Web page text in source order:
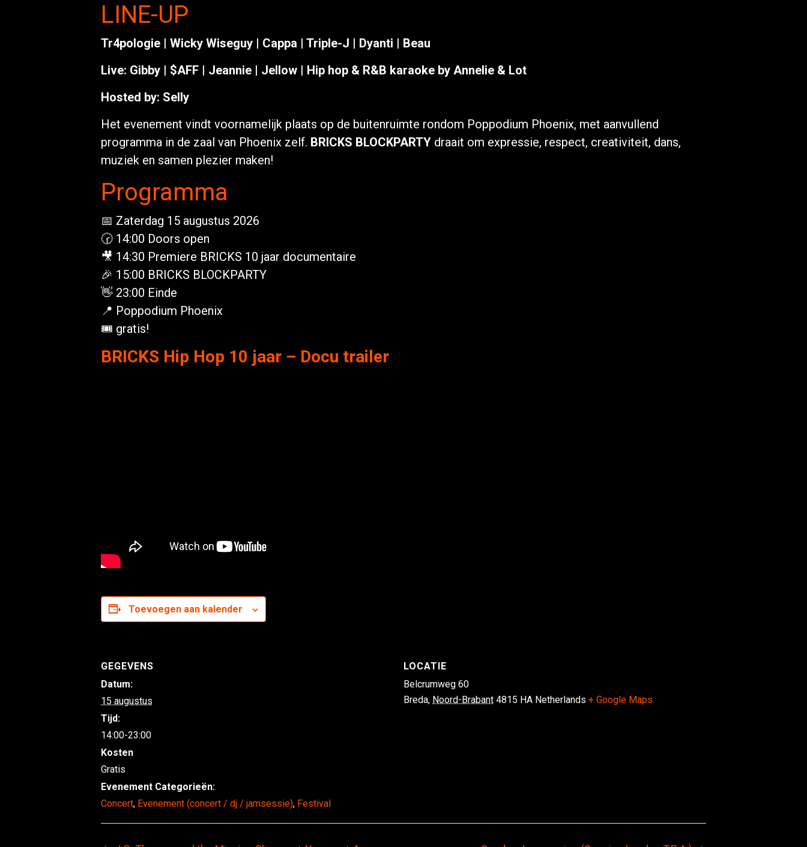
LINE-UP
Tr4pologie | Wicky Wiseguy | Cappa | Triple-J | Dyanti | Beau
Live: Gibby | $AFF | Jeannie | Jellow | Hip hop & R&B karaoke by Annelie & Lot
Hosted by: Selly
Het evenement vindt voornamelijk plaats op de buitenruimte rondom Poppodium Phoenix, met aanvullend
programma in de zaal van Phoenix zelf. BRICKS BLOCKPARTY draait om expressie, respect, creativiteit, dans,
muziek en samen plezier maken!
Programma
📅 Zaterdag 15 augustus 2026
🕝 14:00 Doors open
🎥 14:30 Premiere BRICKS 10 jaar documentaire
🎉 15:00 BRICKS BLOCKPARTY
👋 23:00 Einde
📍 Poppodium Phoenix
🎟️ gratis!
BRICKS Hip Hop 10 jaar – Docu trailer
Toevoegen aan kalender
GEGEVENS
Datum:
15 augustus
Tijd:
14:00-23:00
Kosten
Gratis
Evenement Categorieën:
Concert, Evenement (concert / dj / jamsessie), Festival
LOCATIE
Belcrumweg 60
Breda, Noord-Brabant 4815 HA Netherlands + Google Maps